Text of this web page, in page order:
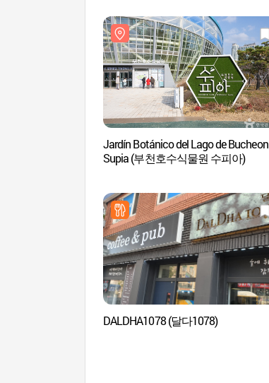
Jardín Botánico del Lago de Bucheon
Supia (부천호수식물원 수피아)
DALDHA1078 (달다1078)